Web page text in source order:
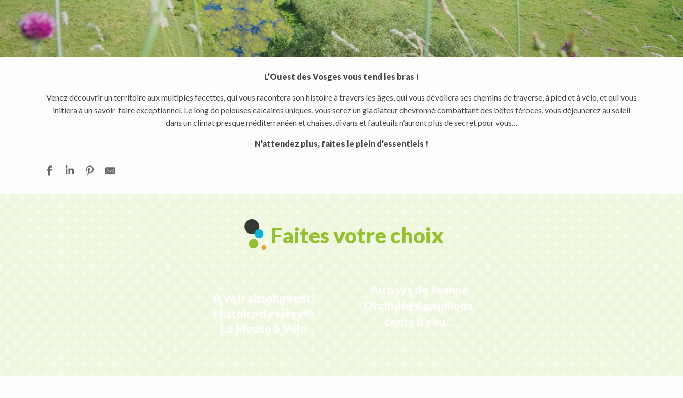
L’Ouest des Vosges vous tend les bras !
Venez découvrir un territoire aux multiples facettes, qui vous racontera son histoire à travers les âges, qui vous dévoilera ses chemins de traverse, à pied et à vélo, et qui vous
initiera à un savoir-faire exceptionnel. Le long de pelouses calcaires uniques, vous serez un gladiateur chevronné combattant des bêtes féroces, vous déjeunerez au soleil
dans un climat presque méditerranéen et chaises, divans et fauteuils n’auront plus de secret pour vous…
N’attendez plus, faites le plein d’essentiels !
Faites votre choix
A voir absolument!
Au pays de Jeanne
d’Arc
Histoire de siège®
Orchidées, papillons,
cours d’eau…
La Meuse à Vélo